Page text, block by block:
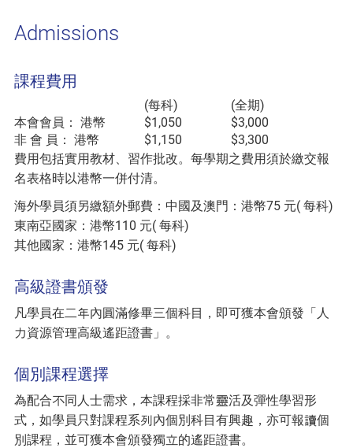
Admissions
課程費用
(每科)
(全期)
本會會員： 港幣
$1,050
$3,000
非 會 員： 港幣
$1,150
$3,300
費用包括實用教材、習作批改。每學期之費用須於繳交報
名表格時以港幣一併付清。
海外學員須另繳額外郵費：中國及澳門：港幣75 元( 每科)
東南亞國家：港幣110 元( 每科)
其他國家：港幣145 元( 每科)
高級證書頒發
凡學員在二年內圓滿修畢三個科目，即可獲本會頒發「人
力資源管理高級遙距證書」。
個別課程選擇
為配合不同人士需求，本課程採非常靈活及彈性學習形
式，如學員只對課程系列內個別科目有興趣，亦可報讀個
別課程，並可獲本會頒發獨立的遙距證書。